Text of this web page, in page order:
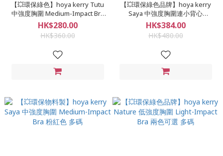
【💥環保綠色】hoya kerry Tutu
中強度胸圍 Medium-Impact Bra
珊瑚粉色 多碼
HK$280.00
HK$360.00
【💥環保綠色品牌】hoya kerry
Saya 中強度胸圍連小背心
Medium-Impact Bra 黑色 多碼
HK$384.00
HK$480.00